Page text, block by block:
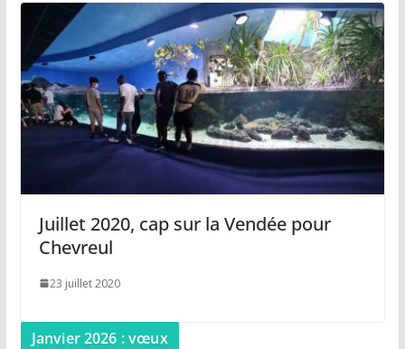
Juillet 2020, cap sur la Vendée pour
Chevreul
23 juillet 2020
Janvier 2026 : vœux